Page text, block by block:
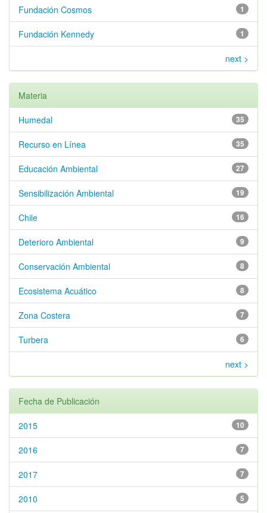
1
Fundación Cosmos
1
Fundación Kennedy
next >
Materia
35
Humedal
35
Recurso en Línea
27
Educación Ambiental
19
Sensibilización Ambiental
16
Chile
9
Deterioro Ambiental
8
Conservación Ambiental
8
Ecosistema Acuático
7
Zona Costera
6
Turbera
next >
Fecha de Publicación
10
2015
7
2016
7
2017
5
2010